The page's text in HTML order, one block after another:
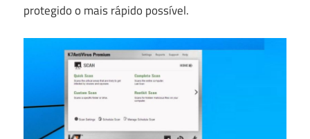
protegido o mais rápido possível.